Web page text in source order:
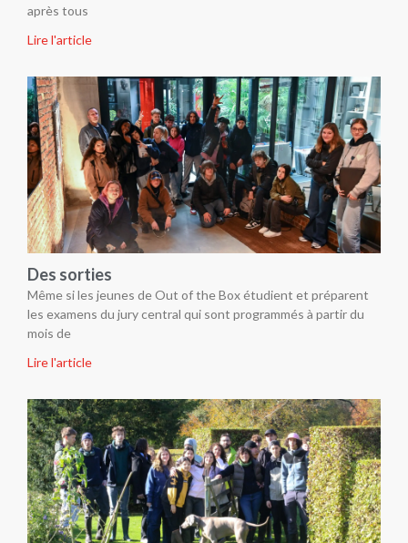
après tous
Lire l'article
Des sorties
Même si les jeunes de Out of the Box étudient et préparent
les examens du jury central qui sont programmés à partir du
mois de
Lire l'article